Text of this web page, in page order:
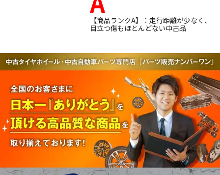
【商品ランクA】：走行距離が少なく、
目立つ傷もほとんどない中古品